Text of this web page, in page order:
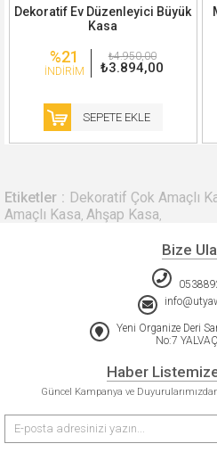
Dekoratif Ev Düzenleyici Büyük
Kasa
%21
İNDIRIM ₺3.894,00
₺4.950,00
SEPETE EKLE
Etiketler Dekoratif Çok Amaçlı
Amaçlı Kasa Ahşap Kasa
Bize
Yeni Organize Deri
No:7
Haber
Güncel Kampanya ve